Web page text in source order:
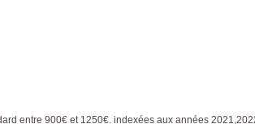
entre 900€ et 1250€. indexées aux années